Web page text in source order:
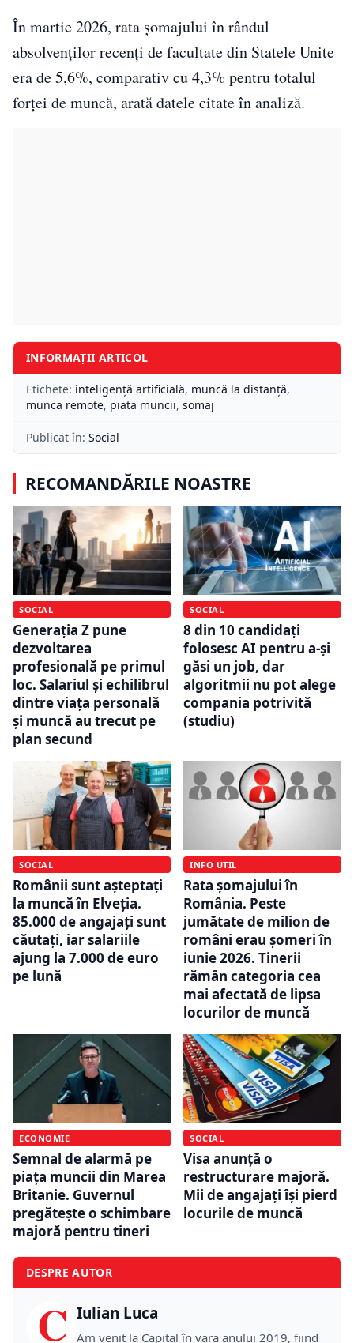
În martie 2026, rata șomajului în rândul
absolvenților recenți de facultate din Statele Unite
era de 5,6%, comparativ cu 4,3% pentru totalul
forței de muncă, arată datele citate în analiză.
INFORMAȚII ARTICOL
Etichete: inteligență artificială, muncă la distanţă,
munca remote, piata muncii, somaj
Publicat în: Social
RECOMANDĂRILE NOASTRE
SOCIAL
Generația Z pune
dezvoltarea
profesională pe primul
loc. Salariul și echilibrul
dintre viața personală
și muncă au trecut pe
plan secund
SOCIAL
8 din 10 candidați
folosesc AI pentru a-și
găsi un job, dar
algoritmii nu pot alege
compania potrivită
(studiu)
SOCIAL
Românii sunt așteptați
la muncă în Elveția.
85.000 de angajați sunt
căutați, iar salariile
ajung la 7.000 de euro
pe lună
INFO UTIL
Rata șomajului în
România. Peste
jumătate de milion de
români erau șomeri în
iunie 2026. Tinerii
rămân categoria cea
mai afectată de lipsa
locurilor de muncă
ECONOMIE
Semnal de alarmă pe
piața muncii din Marea
Britanie. Guvernul
pregătește o schimbare
majoră pentru tineri
SOCIAL
Visa anunță o
restructurare majoră.
Mii de angajați își pierd
locurile de muncă
DESPRE AUTOR
C Iulian Luca
Am venit la Capital în vara anului 2019, fiind